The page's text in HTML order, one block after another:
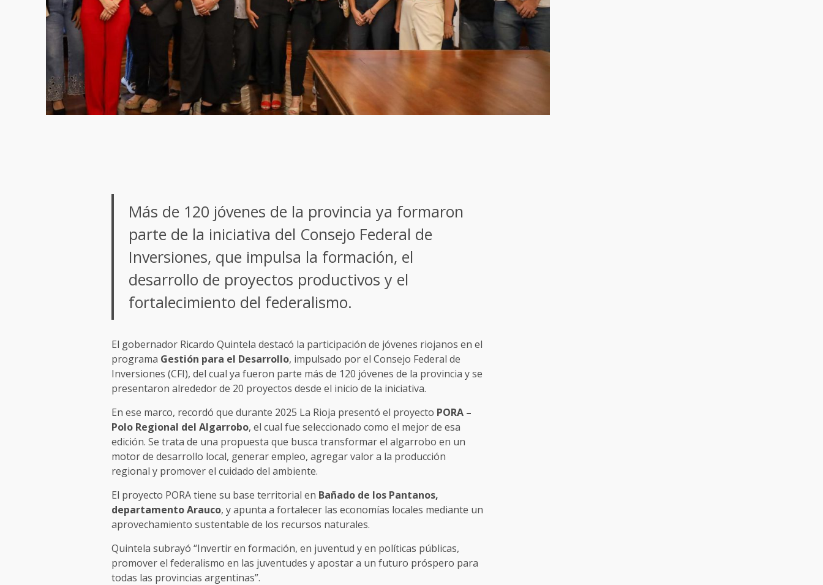
Más de 120 jóvenes de la provincia ya formaron
parte de la iniciativa del Consejo Federal de
Inversiones, que impulsa la formación, el
desarrollo de proyectos productivos y el
fortalecimiento del federalismo.
El gobernador Ricardo Quintela destacó la participación de jóvenes riojanos en el
programa Gestión para el Desarrollo, impulsado por el Consejo Federal de
Inversiones (CFI), del cual ya fueron parte más de 120 jóvenes de la provincia y se
presentaron alrededor de 20 proyectos desde el inicio de la iniciativa.
En ese marco, recordó que durante 2025 La Rioja presentó el proyecto PORA –
Polo Regional del Algarrobo, el cual fue seleccionado como el mejor de esa
edición. Se trata de una propuesta que busca transformar el algarrobo en un
motor de desarrollo local, generar empleo, agregar valor a la producción
regional y promover el cuidado del ambiente.
El proyecto PORA tiene su base territorial en Bañado de los Pantanos,
departamento Arauco, y apunta a fortalecer las economías locales mediante un
aprovechamiento sustentable de los recursos naturales.
Quintela subrayó “Invertir en formación, en juventud y en políticas públicas,
promover el federalismo en las juventudes y apostar a un futuro próspero para
todas las provincias argentinas”.